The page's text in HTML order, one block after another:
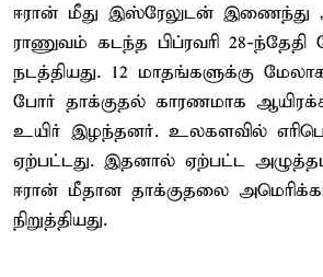
ஈரான் மீது இஸ்ரேலுடன் இணைந்து
ராணுவம் கடந்த பிப்ரவரி 28-
நடத்தியது. 12 மாதங்களுக்கு
போர் தாக்குதல் காரணமாக
உயிர் இழந்தனர். உலகளவில்
ஏற்பட்டது. இதனால் ஏற்பட்ட
ஈரான் மீதான தாக்குதலை
நிறுத்தியது.